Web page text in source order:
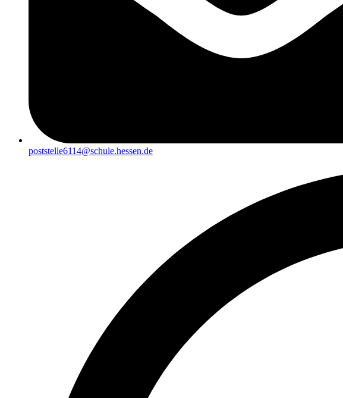
poststelle6114@schule.hessen.de